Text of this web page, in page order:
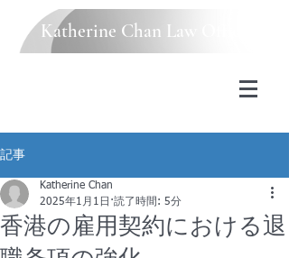
Katherine Chan Law Office
記事
香港の雇用契約における退
Katherine Chan
2025年1月1日 読了時間: 5分